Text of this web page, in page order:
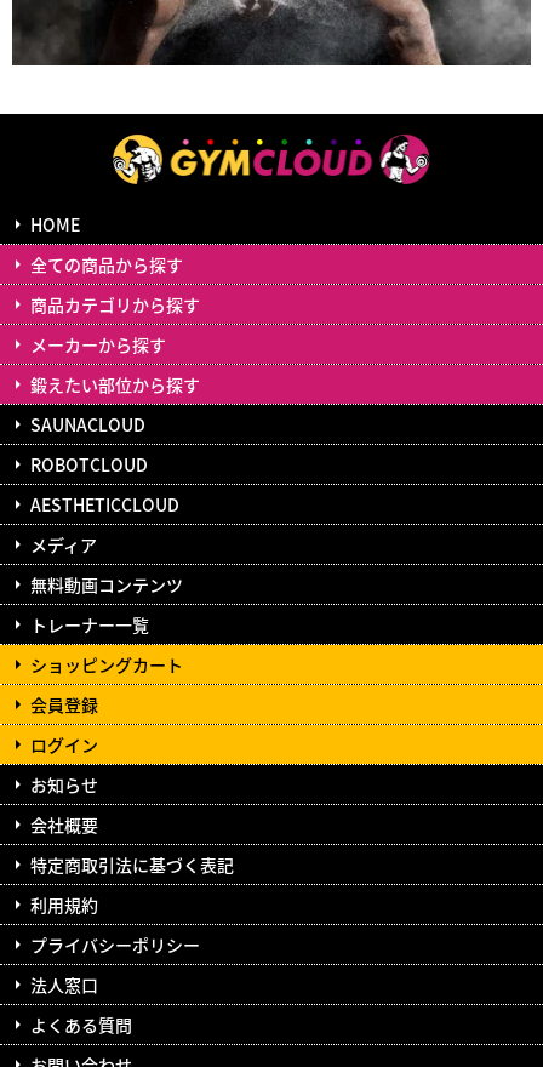
HOME
全ての商品から探す
商品カテゴリから探す
メーカーから探す
鍛えたい部位から探す
SAUNACLOUD
ROBOTCLOUD
AESTHETICCLOUD
メディア
無料動画コンテンツ
トレーナー一覧
ショッピングカート
会員登録
ログイン
お知らせ
会社概要
特定商取引法に基づく表記
利用規約
プライバシーポリシー
法人窓口
よくある質問